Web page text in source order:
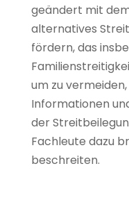
geändert mit
alternatives
fördern, das
um zu
Informationen
der
Fachleute dazu
beschreiten.